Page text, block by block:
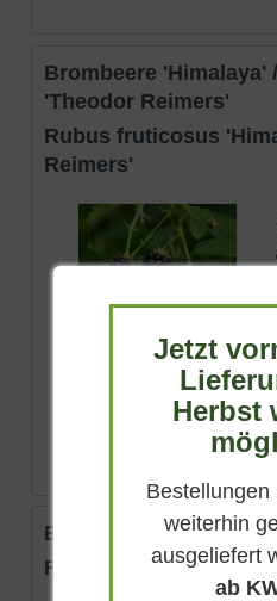
Brombeere 'Himalaya' / Brombeere
'Theodor Reimers'
Rubus fruticosus 'Himalaya' / 'Theodor
Reimers'
Brombeere 'Chester
Rubus fruticosus
Jetzt
Herbst
Bestellungen
weiterhin
ausgeliefert
ab